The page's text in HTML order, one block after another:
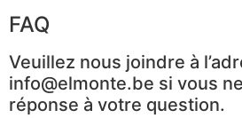
FAQ
Veuillez nous joindre à
info@elmonte.be si vous
réponse à votre question.